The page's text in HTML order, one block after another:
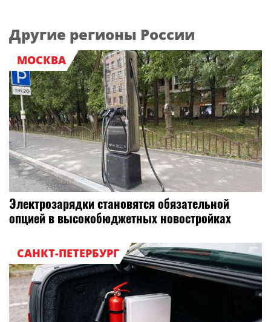
Другие регионы России
МОСКВА
Электрозарядки становятся обязательной
опцией в высокобюджетных новостройках
САНКТ-ПЕТЕРБУРГ